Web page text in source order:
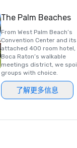
The Palm Beaches
From West Palm Beach’s
Convention Center and its
attached 400 room hotel,
Boca Raton’s walkable
meetings district, we
groups with choice.
了解更多信息